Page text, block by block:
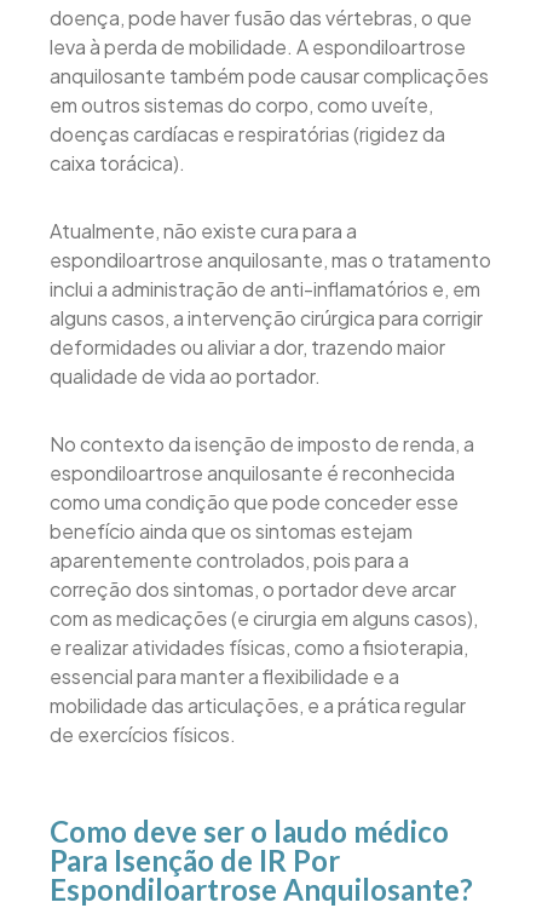
doença, pode haver fusão das vértebras, o que
leva à perda de mobilidade. A espondiloartrose
anquilosante também pode causar complicações
em outros sistemas do corpo, como uveíte,
doenças cardíacas e respiratórias (rigidez da
caixa torácica).
Atualmente, não existe cura para a
espondiloartrose anquilosante, mas o tratamento
inclui a administração de anti-inflamatórios e, em
alguns casos, a intervenção cirúrgica para corrigir
deformidades ou aliviar a dor​, trazendo maior
qualidade de vida ao portador.
No contexto da isenção de imposto de renda, a
espondiloartrose anquilosante é reconhecida
como uma condição que pode conceder esse
benefício ainda que os sintomas estejam
aparentemente controlados, pois para a
correção dos sintomas, o portador deve arcar
com as medicações (e cirurgia em alguns casos),
e realizar atividades físicas, como a fisioterapia,
essencial para manter a flexibilidade e a
mobilidade das articulações, e a prática regular
de exercícios físicos.
Como deve ser o laudo médico
Para Isenção de IR Por
Espondiloartrose Anquilosante?